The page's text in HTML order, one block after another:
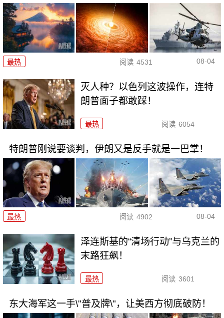
最热 阅读 4531 08-04
灭人种？以色列这波操作，连特
朗普面子都敢踩！
最热 阅读 6054
特朗普刚说要谈判，伊朗又是反手就是一巴掌！
最热 阅读 4902 08-04
泽连斯基的“清场行动”与乌克兰的
末路狂飙！
最热 阅读 3601
东大海军这一手\"普及牌\"，让美西方彻底破防！